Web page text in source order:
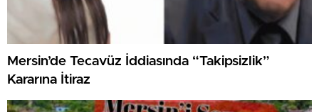
Mersin’de Tecavüz İddiasında “Takipsizlik”
Kararına İtiraz